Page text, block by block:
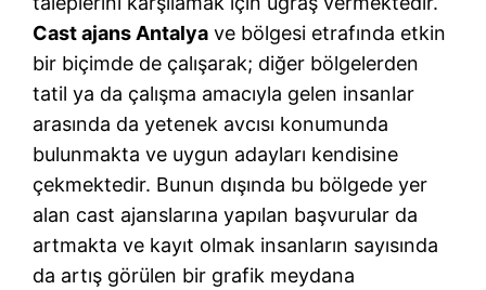
Cast ajans Antalya ve bölgesi etrafında etkin
bir biçimde de çalışarak; diğer bölgelerden
tatil ya da çalışma amacıyla gelen insanlar
arasında da yetenek avcısı konumunda
bulunmakta ve uygun adayları kendisine
çekmektedir. Bunun dışında bu bölgede yer
alan cast ajanslarına yapılan başvurular da
artmakta ve kayıt olmak insanların sayısında
da artış görülen bir grafik meydana